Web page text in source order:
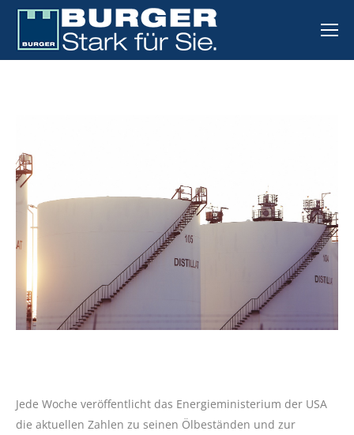
Jede Woche veröffentlicht das Energieministerium der USA
die aktuellen Zahlen zu seinen Ölbeständen und zur